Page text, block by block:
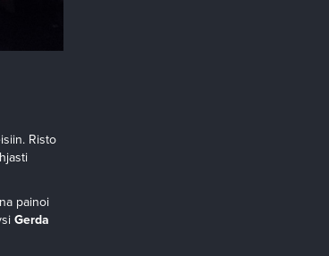
Risto
painoi
Gerda